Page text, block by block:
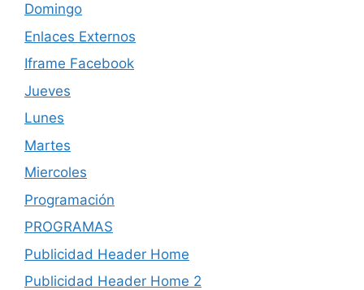
Domingo
Enlaces Externos
Iframe Facebook
Jueves
Lunes
Martes
Miercoles
Programación
PROGRAMAS
Publicidad Header Home
Publicidad Header Home 2